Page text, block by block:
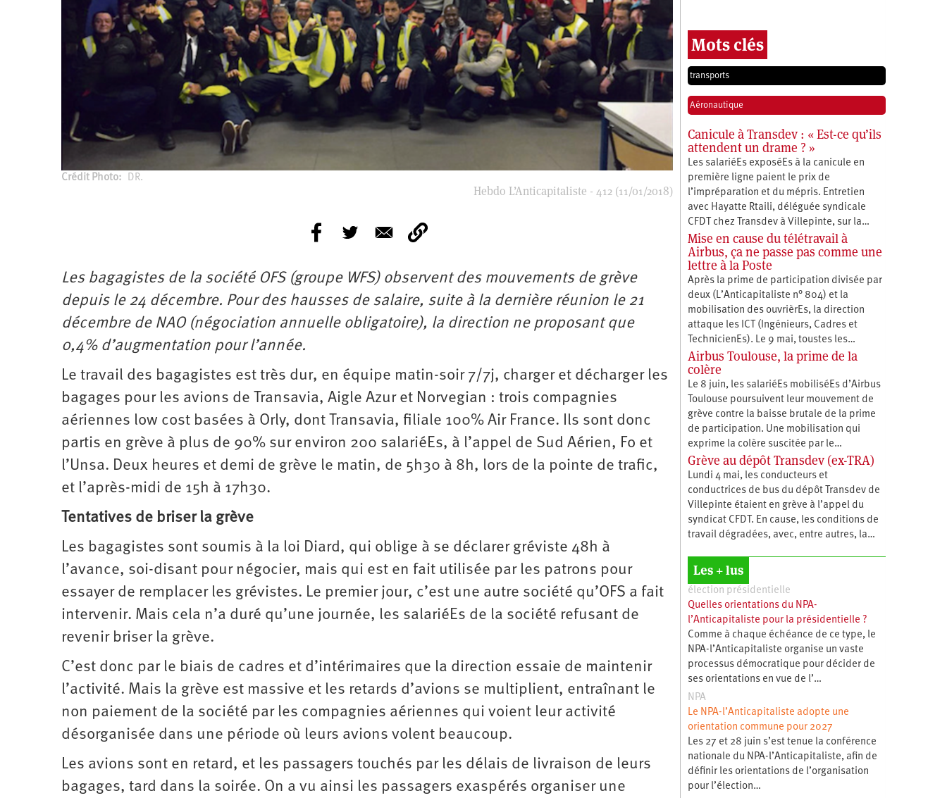
Hôpitaux
SNCF
LGBTI
Santé
Vidéos
département
Amérique
du
Nord
Amérique
latine
Asie
Europe
Moyen-
Orient
Crédit Photo DR.
Hebdo L’Anticapitaliste - 412 (11/01/2018)
Les bagagistes de la société OFS (groupe WFS) observent des mouvements de grève
depuis le 24 décembre. Pour des hausses de salaire, suite à la dernière réunion le 21
décembre de NAO (négociation annuelle obligatoire), la direction ne proposant que
0,4% d’augmentation pour l’année.
Le travail des bagagistes est très dur, en équipe matin-soir 7/7j, charger et décharger les
bagages pour les avions de Transavia, Aigle Azur et Norvegian : trois compagnies
aériennes low cost basées à Orly, dont Transavia, filiale 100% Air France. Ils sont donc
partis en grève à plus de 90% sur environ 200 salariéEs, à l’appel de Sud Aérien, Fo et
l’Unsa. Deux heures et demi de grève le matin, de 5h30 à 8h, lors de la pointe de trafic,
et l’après-midi de 15h à 17h30.
Tentatives de briser la grève
Les bagagistes sont soumis à la loi Diard, qui oblige à se déclarer gréviste 48h à
l’avance, soi-disant pour négocier, mais qui est en fait utilisée par les patrons pour
essayer de remplacer les grévistes. Le premier jour, c’est une autre société qu’OFS a fait
intervenir. Mais cela n’a duré qu’une journée, les salariéEs de la société refusant de
revenir briser la grève.
C’est donc par le biais de cadres et d’intérimaires que la direction essaie de maintenir
l’activité. Mais la grève est massive et les retards d’avions se multiplient, entraînant le
non paiement de la société par les compagnies aériennes qui voient leur activité
désorganisée dans une période où leurs avions volent beaucoup.
Les avions sont en retard, et les passagers touchés par les délais de livraison de leurs
bagages, tard dans la soirée. On a vu ainsi les passagers exaspérés organiser une
Mots clés
transports
Aéronautique
Canicule à Transdev : « Est-ce qu’ils
attendent un drame ? »
Les salariéEs exposéEs à la canicule en
première ligne paient le prix de
l’impréparation et du mépris. Entretien
avec Hayatte Rtaili, déléguée syndicale
CFDT chez Transdev à Villepinte, sur la…
Mise en cause du télétravail à
Airbus, ça ne passe pas comme une
lettre à la Poste
Après la prime de participation divisée par
deux (L’Anticapitaliste n° 804) et la
mobilisation des ouvrièrEs, la direction
attaque les ICT (Ingénieurs, Cadres et
TechnicienEs). Le 9 mai, toustes les…
Airbus Toulouse, la prime de la
colère
Le 8 juin, les salariéEs mobiliséEs d’Airbus
Toulouse poursuivent leur mouvement de
grève contre la baisse brutale de la prime
de participation. Une mobilisation qui
exprime la colère suscitée par le…
Grève au dépôt Transdev (ex-TRA)
Lundi 4 mai, les conducteurs et
conductrices de bus du dépôt Transdev de
Villepinte étaient en grève à l’appel du
syndicat CFDT. En cause, les conditions de
travail dégradées, avec, entre autres, la…
Les + lus
élection présidentielle
Quelles orientations du NPA-
l’Anticapitaliste pour la présidentielle ?
Comme à chaque échéance de ce type, le
NPA-l’Anticapitaliste organise un vaste
processus démocratique pour décider de
ses orientations en vue de l’…
NPA
Le NPA-l’Anticapitaliste adopte une
orientation commune pour 2027
Les 27 et 28 juin s’est tenue la conférence
nationale du NPA-l’Anticapitaliste, afin de
définir les orientations de l’organisation
pour l’élection…